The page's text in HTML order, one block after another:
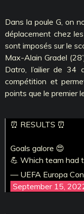
Dans la poule G, on
déplacement chez
sont imposés sur le
Max-Alain Gradel
Datro, l’ailier de 34
compétition et
points que le premier
⏰ RESULTS ⏰
Goals galore 😍
💪 Which team had
— UEFA Europa
September 15,